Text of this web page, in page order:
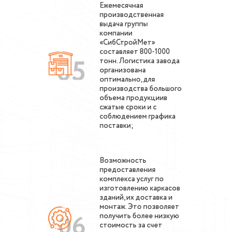
Ежемесячная
производственная
выдача группы
компании
«СибСтройМет»
составляет 800-1000
тонн. Логистика завода
организована
оптимально, для
производства большого
объема продукциив
сжатые сроки и с
соблюдением графика
поставки;
Возможность
предоставления
комплекса услуг по
изготовлению каркасов
зданий, их доставка и
монтаж. Это позволяет
получить более низкую
стоимость за счет